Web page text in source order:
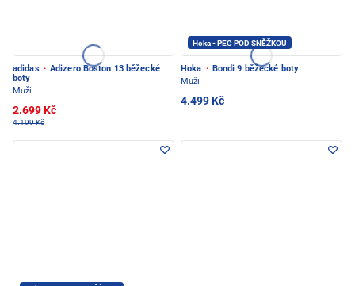
adidas · Adizero Boston 13 běžecké
boty
Muži
2.699 Kč
4.199 Kč
Hoka - PEC POD SNĚŽKOU
Hoka · Bondi 9 běžecké boty
Muži
4.499 Kč